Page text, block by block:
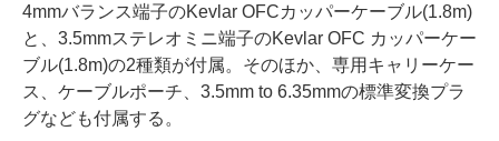
4mmバランス端子のKevlar OFCカッパーケーブル(1.8m)
と、3.5mmステレオミニ端子のKevlar OFC カッパーケー
ブル(1.8m)の2種類が付属。そのほか、専用キャリーケー
ス、ケーブルポーチ、3.5mm to 6.35mmの標準変換プラ
グなども付属する。